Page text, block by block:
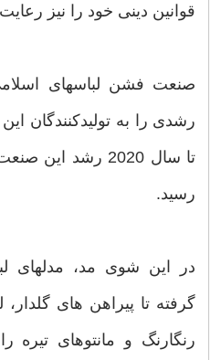
قوانین دینی خود را نیز
صنعت فشن لباسهای
رشدی را به تولیدکنندگان
رسید.
در این شوی مد، مدلهای
گرفته تا پیراهن های
رنگارنگ و مانتوهای تیره